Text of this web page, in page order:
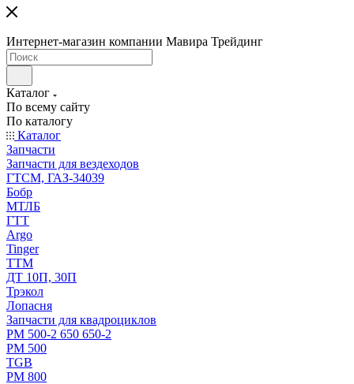
Интернет-магазин компании Мавира Трейдинг
Каталог
По всему сайту
По каталогу
Каталог
Запчасти
Запчасти для вездеходов
ГТСМ, ГАЗ-34039
Бобр
МТЛБ
ГТТ
Argo
Tinger
ТТМ
ДТ 10П, 30П
Трэкол
Лопасня
Запчасти для квадроциклов
РМ 500-2 650 650-2
РМ 500
TGB
РМ 800